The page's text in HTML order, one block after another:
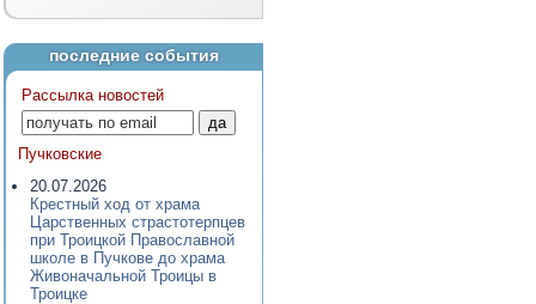
последние события
Рассылка новостей
Пучковские
20.07.2026
Крестный ход от храма
Царственных страстотерпцев
при Троицкой Православной
школе в Пучкове до храма
Живоначальной Троицы в
Троицке